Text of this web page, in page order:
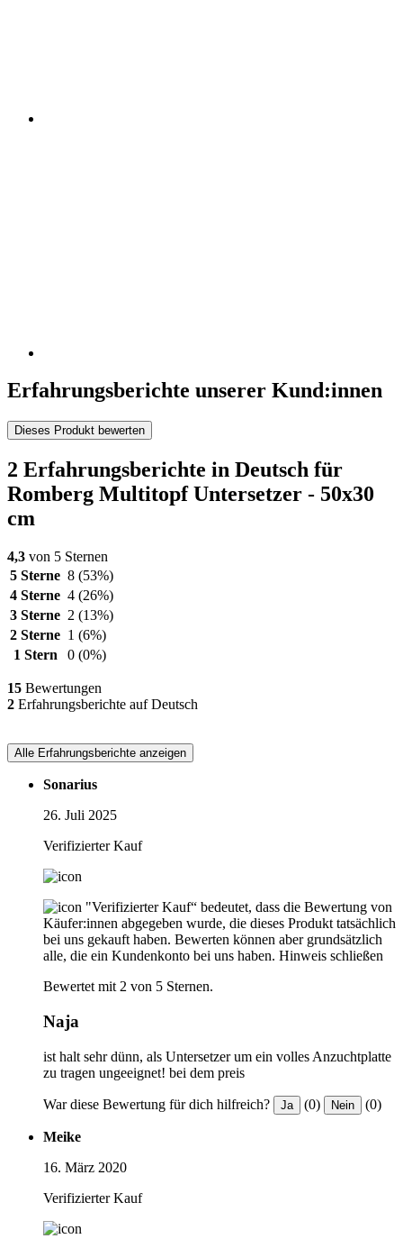
Erfahrungsberichte unserer Kund:innen
Dieses Produkt bewerten
2 Erfahrungsberichte in Deutsch für
Romberg Multitopf Untersetzer - 50x30
cm
4,3 von 5 Sternen
5 Sterne 8 (53%)
4 Sterne 4 (26%)
3 Sterne 2 (13%)
2 Sterne 1 (6%)
1 Stern
0 (0%)
15 Bewertungen
2 Erfahrungsberichte auf Deutsch
Alle Erfahrungsberichte anzeigen
Sonarius
26. Juli 2025
Verifizierter Kauf
"Verifizierter Kauf“ bedeutet, dass die Bewertung von
Käufer:innen abgegeben wurde, die dieses Produkt tatsächlich
bei uns gekauft haben. Bewerten können aber grundsätzlich
alle, die ein Kundenkonto bei uns haben. Hinweis schließen
Bewertet mit 2 von 5 Sternen.
Naja
ist halt sehr dünn, als Untersetzer um ein volles Anzuchtplatte
zu tragen ungeeignet! bei dem preis
War diese Bewertung für dich hilfreich? Ja (0) Nein (0)
Meike
16. März 2020
Verifizierter Kauf